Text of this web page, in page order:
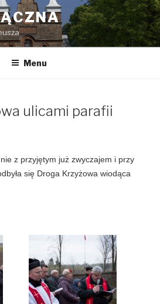
Menu
ulicami parafii
z przyjętym już zwyczajem i przy
się Droga Krzyżowa wiodąca